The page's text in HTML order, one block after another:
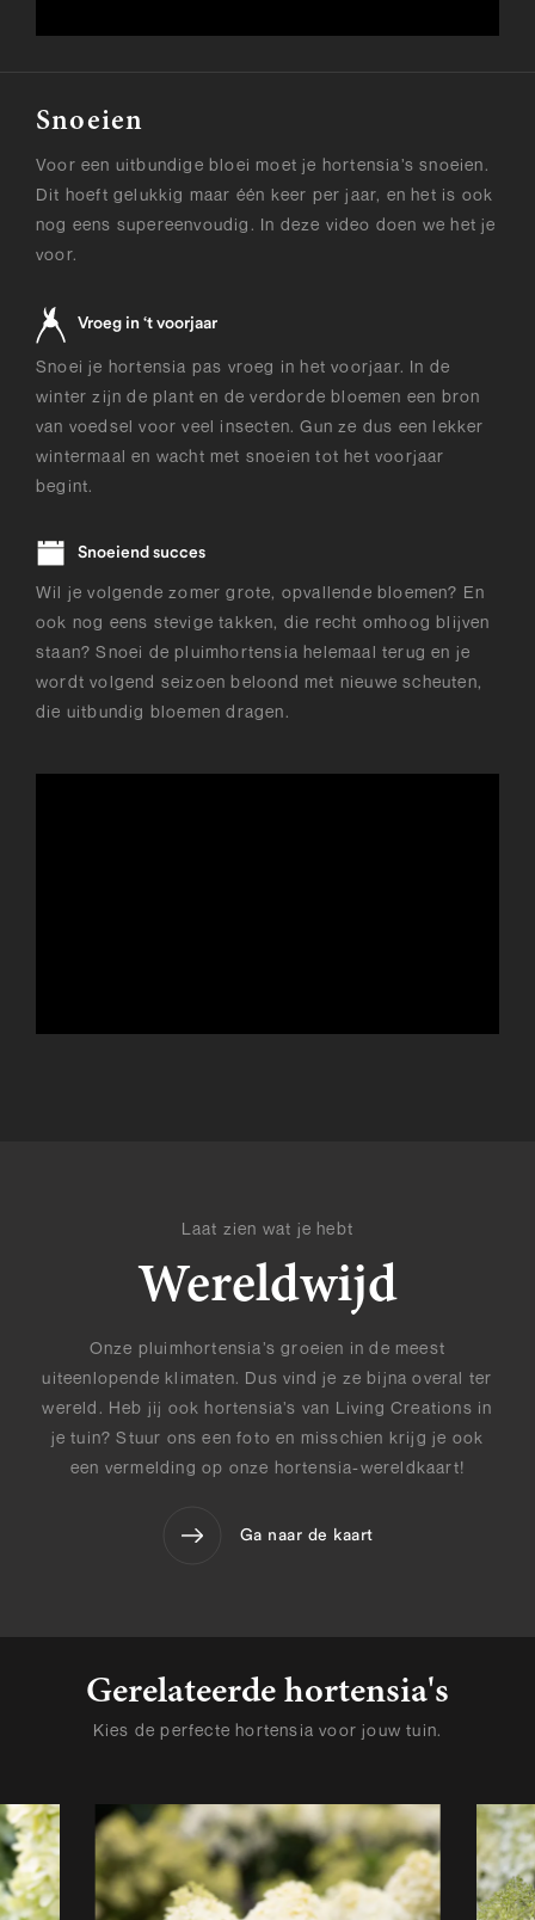
Snoeien
Voor een uitbundige bloei moet je hortensia’s snoeien.
Dit hoeft gelukkig maar één keer per jaar, en het is ook
nog eens supereenvoudig. In deze video doen we het je
voor.
Vroeg in ‘t voorjaar
Snoei je hortensia pas vroeg in het voorjaar. In de
winter zijn de plant en de verdorde bloemen een bron
van voedsel voor veel insecten. Gun ze dus een lekker
wintermaal en wacht met snoeien tot het voorjaar
begint.
Snoeiend succes
Wil je volgende zomer grote, opvallende bloemen? En
ook nog eens stevige takken, die recht omhoog blijven
staan? Snoei de pluimhortensia helemaal terug en je
wordt volgend seizoen beloond met nieuwe scheuten,
die uitbundig bloemen dragen.
Laat zien wat je hebt
Wereldwijd
Onze pluimhortensia’s groeien in de meest
uiteenlopende klimaten. Dus vind je ze bijna overal ter
wereld. Heb jij ook hortensia’s van Living Creations in
je tuin? Stuur ons een foto en misschien krijg je ook
een vermelding op onze hortensia-wereldkaart!
Ga naar de kaart
Kies de perfecte hortensia voor jouw tuin.
Gerelateerde hortensia's